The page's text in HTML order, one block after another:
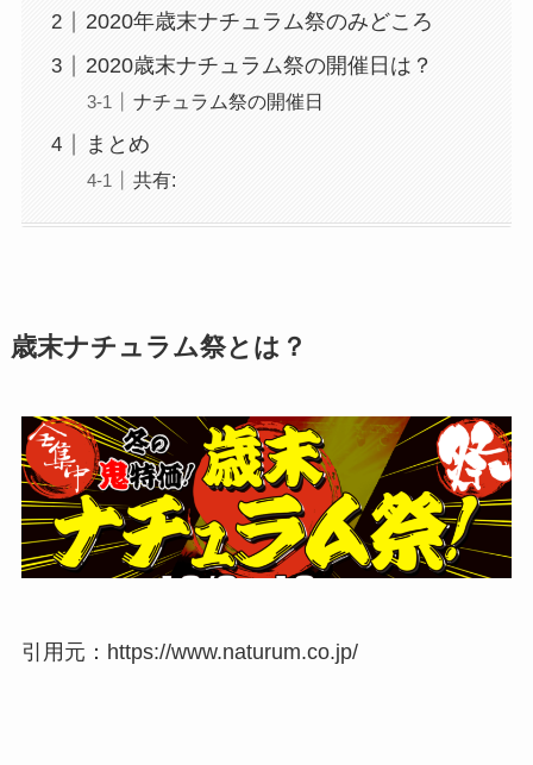
2020年歳末ナチュラム祭のみどころ
2020歳末ナチュラム祭の開催日は？
ナチュラム祭の開催日
まとめ
共有:
歳末ナチュラム祭とは？
引用元：https://www.naturum.co.jp/